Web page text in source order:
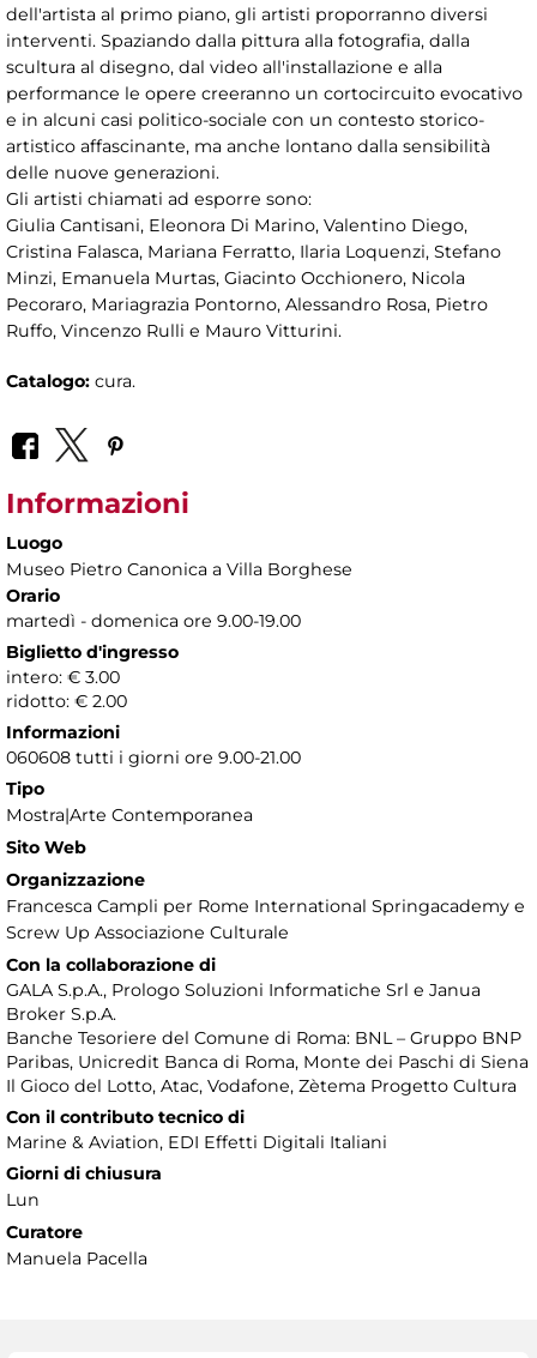
dell'artista al primo piano, gli artisti proporranno diversi
interventi. Spaziando dalla pittura alla fotografia, dalla
scultura al disegno, dal video all'installazione e alla
performance le opere creeranno un cortocircuito evocativo
e in alcuni casi politico-sociale con un contesto storico-
artistico affascinante, ma anche lontano dalla sensibilità
delle nuove generazioni.
Gli artisti chiamati ad esporre sono:
Giulia Cantisani, Eleonora Di Marino, Valentino Diego,
Cristina Falasca, Mariana Ferratto, Ilaria Loquenzi, Stefano
Minzi, Emanuela Murtas, Giacinto Occhionero, Nicola
Pecoraro, Mariagrazia Pontorno, Alessandro Rosa, Pietro
Ruffo, Vincenzo Rulli e Mauro Vitturini.
Catalogo: cura.
Informazioni
Luogo
Museo Pietro Canonica a Villa Borghese
Orario
martedì - domenica ore 9.00-19.00
Biglietto d'ingresso
intero: € 3.00
ridotto: € 2.00
Informazioni
060608 tutti i giorni ore 9.00-21.00
Tipo
Mostra|Arte Contemporanea
Sito Web
Organizzazione
Francesca Campli per Rome International Springacademy e
Screw Up Associazione Culturale
Con la collaborazione di
GALA S.p.A., Prologo Soluzioni Informatiche Srl e Janua
Broker S.p.A.
Banche Tesoriere del Comune di Roma: BNL – Gruppo BNP
Paribas, Unicredit Banca di Roma, Monte dei Paschi di Siena
Il Gioco del Lotto, Atac, Vodafone, Zètema Progetto Cultura
Con il contributo tecnico di
Marine & Aviation, EDI Effetti Digitali Italiani
Giorni di chiusura
Lun
Curatore
Manuela Pacella